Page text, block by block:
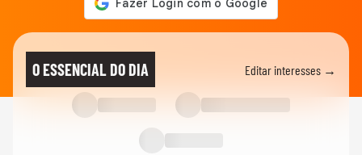
O ESSENCIAL DO DIA Editar interesses →